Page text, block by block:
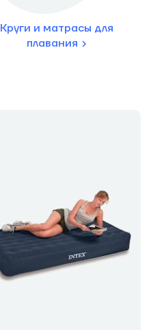
Круги и матрасы для
плавания